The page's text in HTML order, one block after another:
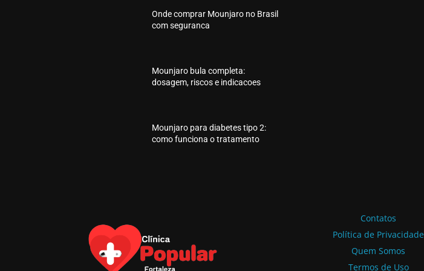
Onde comprar Mounjaro no Brasil
com seguranca
Mounjaro bula completa:
dosagem, riscos e indicacoes
Mounjaro para diabetes tipo 2:
como funciona o tratamento
Contatos
Política de Privacidade
Quem Somos
Termos de Uso